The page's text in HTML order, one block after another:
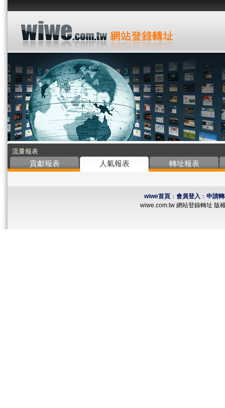
流量報表
貢獻報表 人氣報表 轉址報表
wiwe首頁： 會員登入 ： 申請
wiwe.com.tw 網站登錄轉址 版